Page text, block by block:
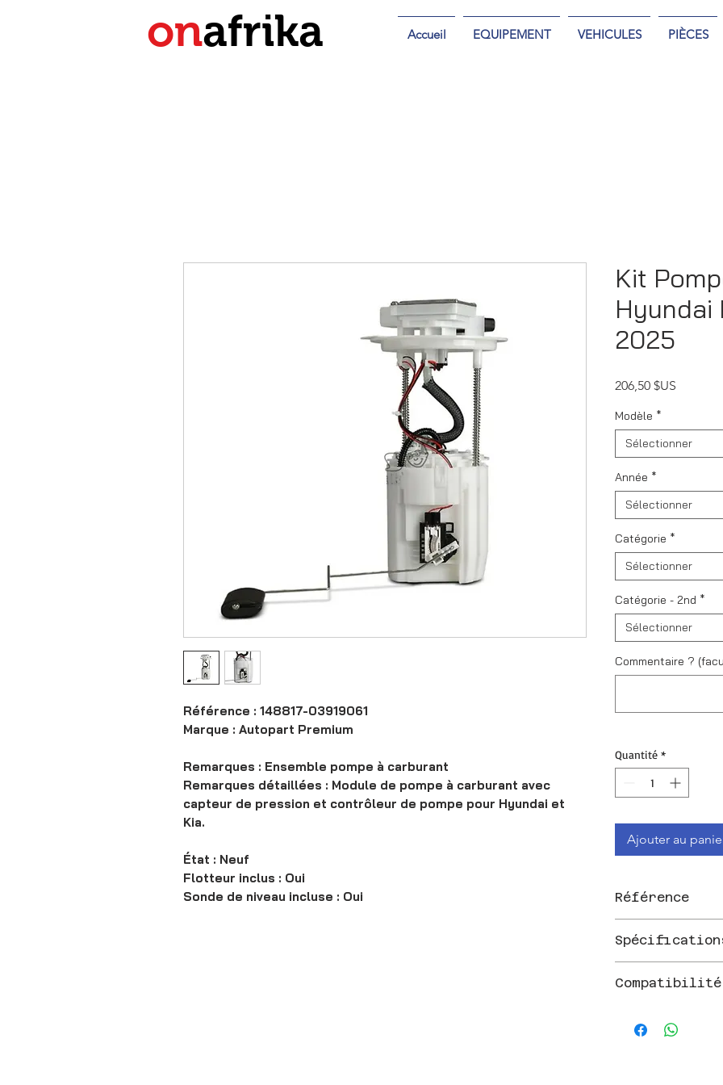
onafrika Accueil EQUIPEMENT VEHICULES PIÈCES
Référence : 148817-03919061
Marque : Autopart Premium
Remarques : Ensemble pompe à carburant
Remarques détaillées : Module de pompe à carburant avec
capteur de pression et contrôleur de pompe pour Hyundai et
Kia.
État : Neuf
Flotteur inclus : Oui
Sonde de niveau incluse : Oui
Kit
Hyundai
2025
206,50 $US
Modèle *
Sélectionner
Année *
Sélectionner
Catégorie *
Sélectionner
Catégorie - 2nd *
Sélectionner
Commentaire ?
Quantité *
Ajouter au
Référence
pression et
Compatibilité